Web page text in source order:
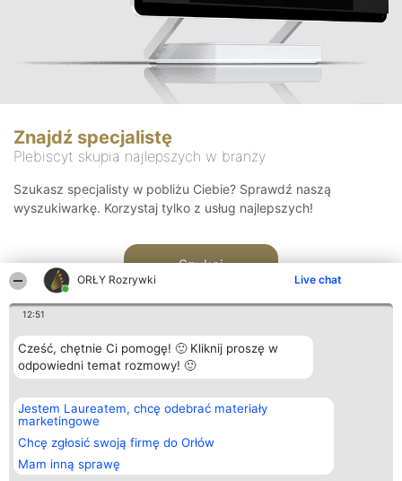
ORŁY Rozrywki Live chat
12:51
Cześć, chętnie Ci pomogę! 🙂 Kliknij proszę w
odpowiedni temat rozmowy! 🙂
Jestem Laureatem, chcę odebrać materiały
marketingowe
Chcę zgłosić swoją firmę do Orłów
Mam inną sprawę
Znajdź specjalistę
Plebiscyt skupia najlepszych w branży
Szukasz specjalisty w pobliżu Ciebie? Sprawdź naszą
wyszukiwarkę. Korzystaj tylko z usług najlepszych!
Szukaj
Organizator plebiscytu
Bright Side Solutions sp. z o.
o. sp. k.
ul. Ruska 22
Wrocław 50-079
KRS 0000749100 | Regon
381313360 | NIP 8943132676
Plebiscyt
Laureaci
wszystkich
Laureatów
Regulamin
Kontakt
Kontakt